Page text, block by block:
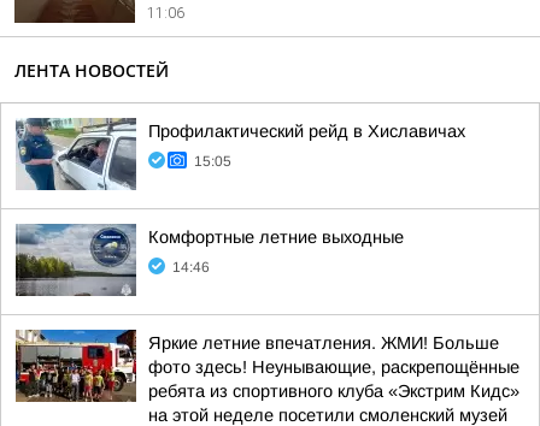
11:06
ЛЕНТА НОВОСТЕЙ
Профилактический рейд в Хиславичах
15:05
Комфортные летние выходные
14:46
Яркие летние впечатления. ЖМИ! Больше
фото здесь! Неунывающие, раскрепощённые
ребята из спортивного клуба «Экстрим Кидс»
на этой неделе посетили смоленский музей